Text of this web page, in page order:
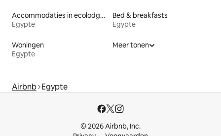
Accommodaties in ecolodges
Egypte
Bed & breakfasts
Egypte
Woningen
Egypte
Meer tonen
Airbnb Egypte
© 2026 Airbnb, Inc.